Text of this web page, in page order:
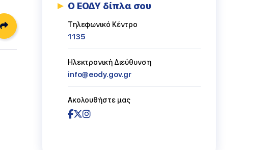
Διαμοιρασμός
Ο ΕΟΔΥ δίπλα σου
Τηλεφωνικό Κέντρο
1135
Ηλεκτρονική Διεύθυνση
info@eody.gov.gr
Ακολουθήστε μας